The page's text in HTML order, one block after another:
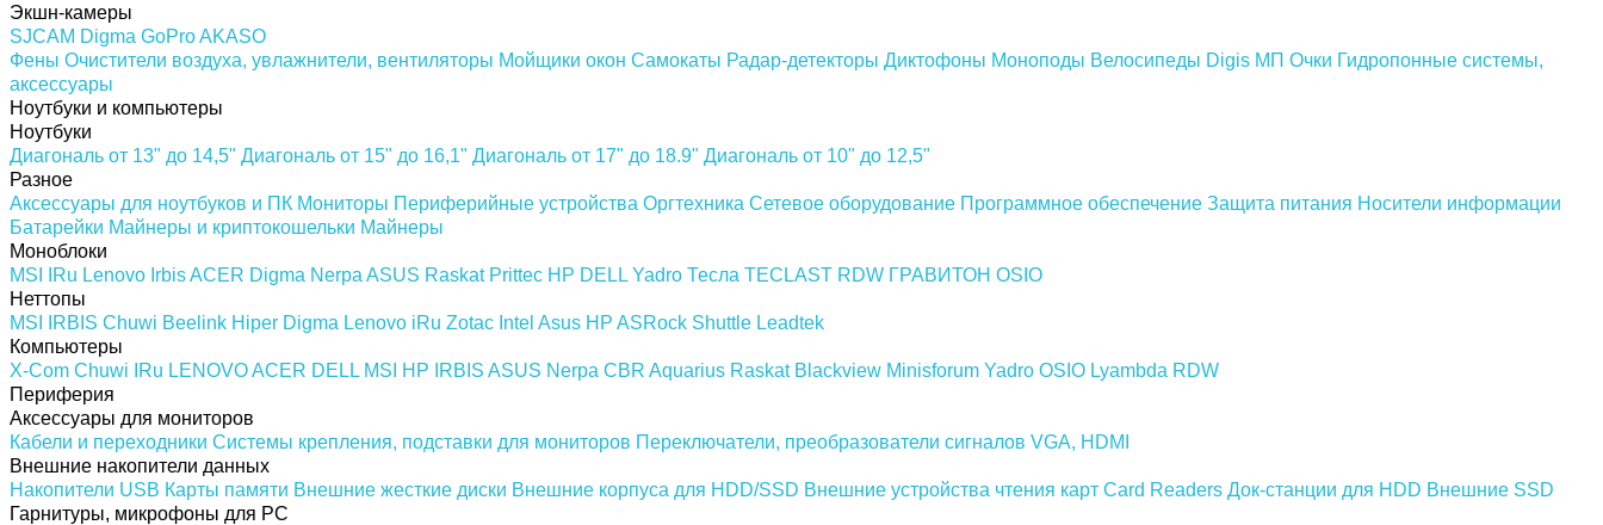
Экшн-камеры
SJCAM Digma GoProAKASO
Фены Очистители воздуха, увлажнители, вентиляторы Мойщики окон Самокаты Радар-детекторы Диктофоны Моноподы Велосипеды Digis МП Очки Гидропонные системы,
аксессуары
Ноутбуки и компьютеры
Ноутбуки
Диагональ от 13" до 14,5" Диагональ от 15" до 16,1" Диагональ от 17" до 18.9" Диагональ от 10" до 12,5"
Разное
Аксессуары для ноутбуков и ПК Мониторы Периферийные устройства Оргтехника Сетевое оборудование Программное обеспечение Защита питания Носители информации
Батарейки Майнеры и криптокошельки Майнеры
Моноблоки
MSI
IRu Lenovo IrbisACER Digma Nerpa ASUS Raskat Prittec HP DELL Yadro Тесла TECLAST RDW ГРАВИТОН OSIO
Неттопы
MSI
IRBIS Chuwi Beelink Hiper Digma Lenovo iRu Zotac Intel Asus HP ASRock Shuttle Leadtek
Компьютеры
X-Com Chuwi IRu LENOVOACER DELL MSI HP IRBIS ASUS Nerpa CBR Aquarius Raskat Blackview Minisforum Yadro OSIO Lyambda RDW
Периферия
Аксессуары для мониторов
Кабели и переходники Системы крепления, подставки для мониторов Переключатели, преобразователи сигналов VGA, HDMI
Внешние накопители данных
Накопители USB Карты памяти Внешние жесткие диски Внешние корпуса для HDD/SSD Внешние устройства чтения карт Card Readers Док-станции для HDD Внешние SSD
Гарнитуры, микрофоны для PC